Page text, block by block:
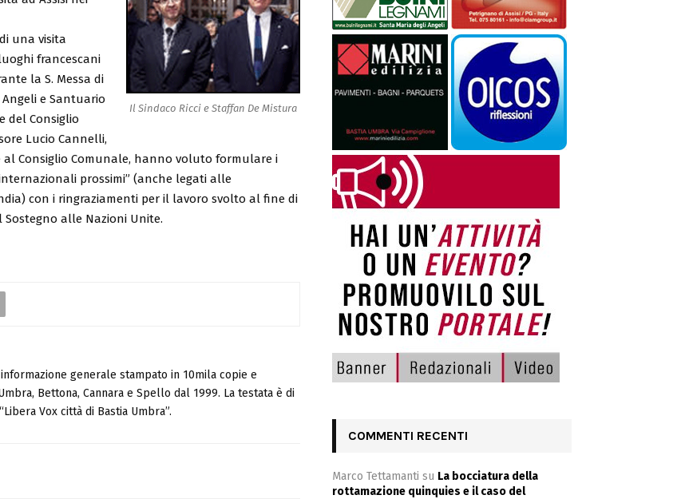
Il Sindaco Ricci e Staffan De Mistura
una visita
francescani
la S. Messa di
e Santuario
del Consiglio
Lucio Cannelli,
Consiglio Comunale, hanno voluto formulare i
prossimi” (anche legati alle
con i ringraziamenti per il lavoro svolto al fine di
Sostegno alle Nazioni Unite.
generale stampato in 10mila copie e
Bettona, Cannara e Spello dal 1999. La testata è di
Vox città di Bastia Umbra”.
COMMENTI RECENTI
Marco Tettamanti su La bocciatura della
rottamazione quinquies e il caso del